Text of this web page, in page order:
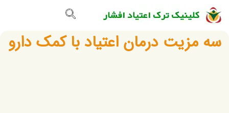
سه مزیت درمان اعتیاد با کمک دارو